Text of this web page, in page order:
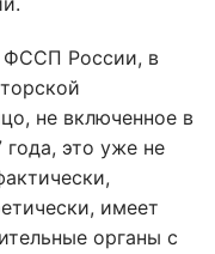
ФССП России, в
не включенное в
года, это уже не
имеет
органы с